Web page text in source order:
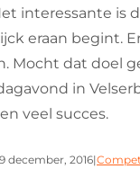
interessante is
eraan begint.
Mocht dat doel
in
veel succes.
december, 2016|